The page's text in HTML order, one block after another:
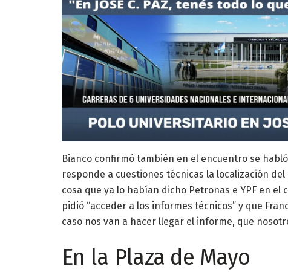
Bianco confirmó también en el encuentro se
responde a cuestiones técnicas la localización
cosa que ya lo habían dicho Petronas e YPF en el
pidió “acceder a los informes técnicos” y que
caso nos van a hacer llegar el informe, que
En la Plaza de Mayo